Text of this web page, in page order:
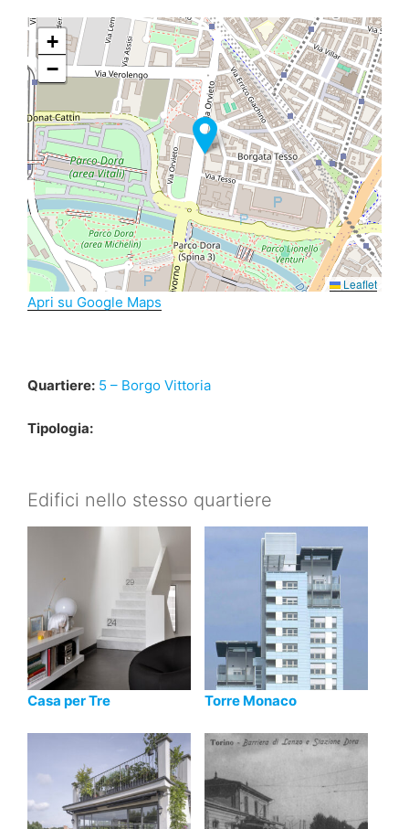
+
−
Leaflet
Apri su Google Maps
Quartiere: 5 – Borgo Vittoria
Tipologia:
Edifici nello stesso quartiere
Casa per Tre Torre Monaco